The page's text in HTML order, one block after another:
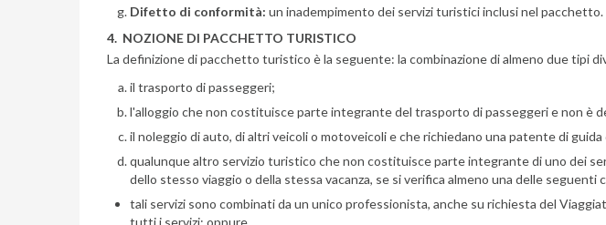
Difetto di conformità: un inadempimento dei servizi turistici inclusi nel pacchetto.
4. NOZIONE DI PACCHETTO TURISTICO
La definizione di pacchetto turistico è la seguente: la combinazione di almeno due tipi
il trasporto di passeggeri;
l'alloggio che non costituisce parte integrante del trasporto di passeggeri e non è
il noleggio di auto, di altri veicoli o motoveicoli e che richiedano una patente di guida
qualunque altro servizio turistico che non costituisce parte integrante di uno dei
dello stesso viaggio o della stessa vacanza, se si verifica almeno una delle seguenti
tali servizi sono combinati da un unico professionista, anche su richiesta del
tutti i servizi; oppure